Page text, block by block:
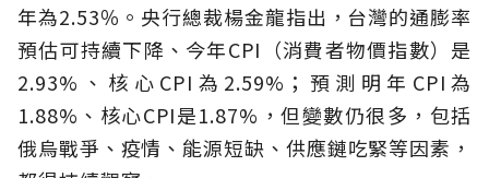
年為2.53％。央行總裁楊金龍指出，台灣的通膨率
預估可持續下降、今年CPI（消費者物價指數）是
2.93%、核心CPI為2.59%；預測明年CPI為
1.88%、核心CPI是1.87%，但變數仍很多，包括
俄烏戰爭、疫情、能源短缺、供應鏈吃緊等因素，